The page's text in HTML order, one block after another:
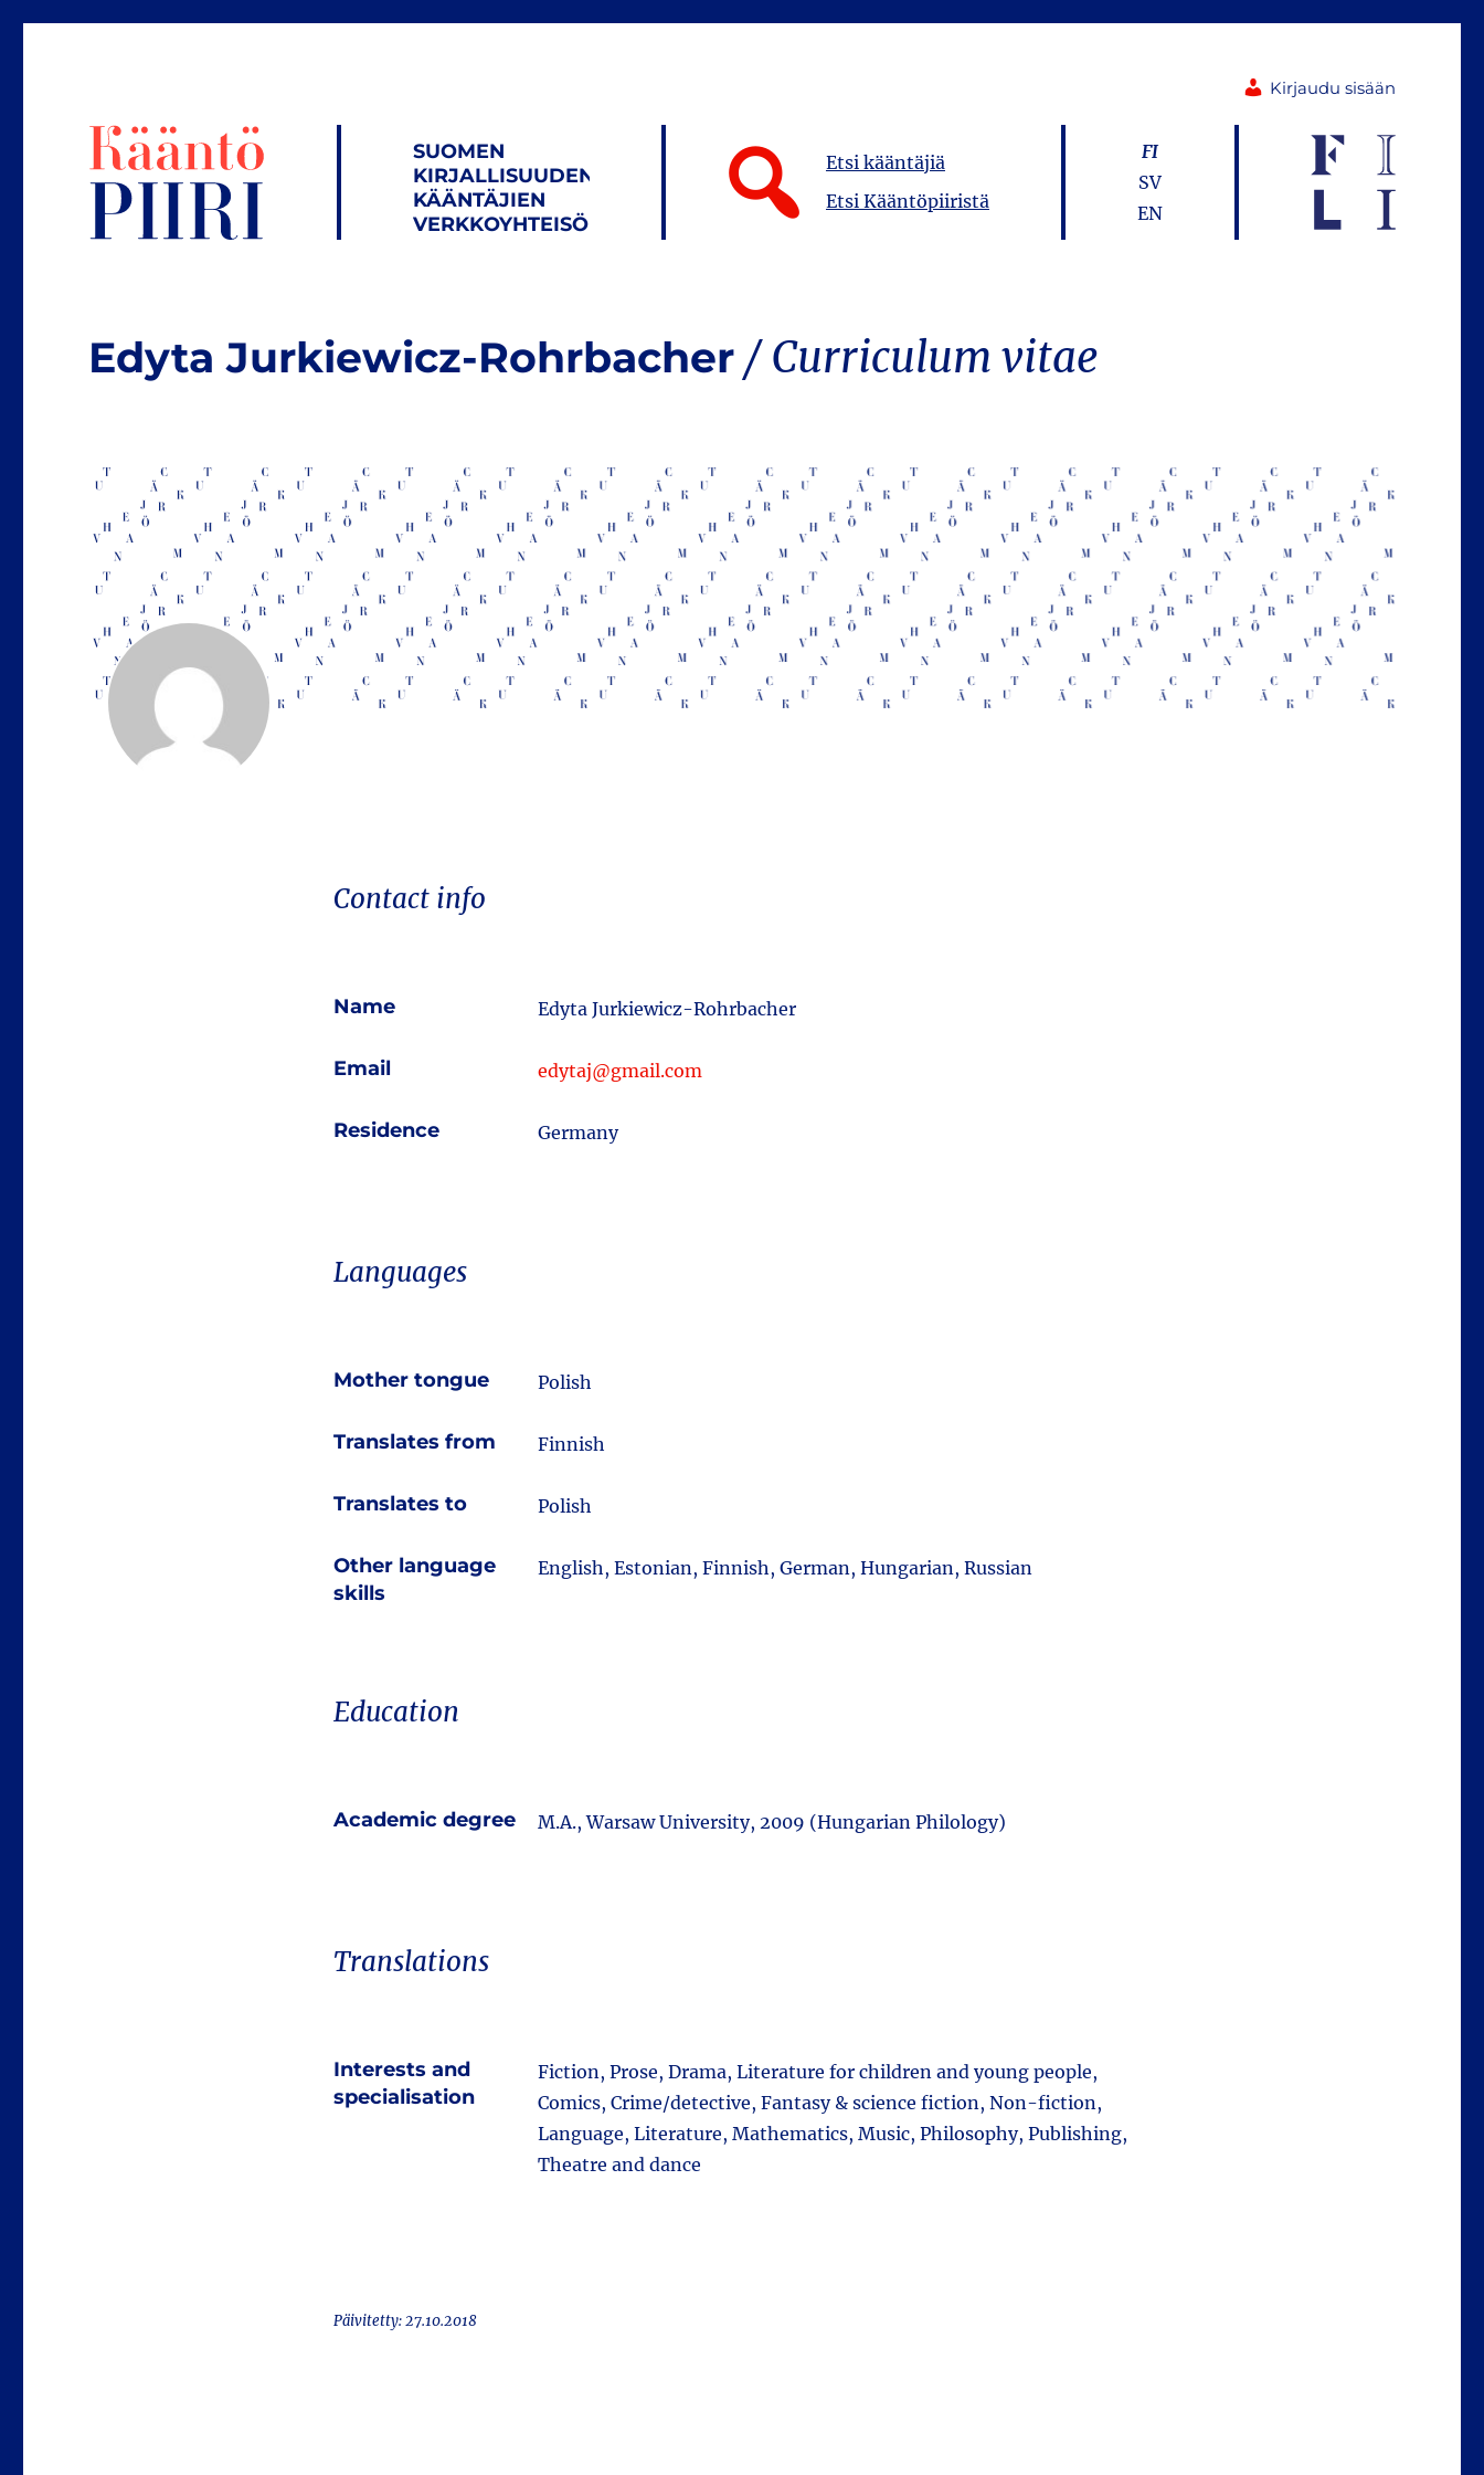
Kirjaudu sisään
SUOMEN
KIRJALLISUUDEN
KÄÄNTÄJIEN
VERKKOYHTEISÖ
Etsi kääntäjiä
Etsi Kääntöpiiristä
FI
SV
EN
Edyta Jurkiewicz-Rohrbacher
Contact info
Name Edyta Jurkiewicz-Rohrbacher
Email edytaj@gmail.com
Residence Germany
Languages
Mother tongue Polish
Translates from Finnish
Translates to Polish
Other language
skills
English, Estonian, Finnish, German, Hungarian, Russian
Education
Academic degree M.A., Warsaw University, 2009 (Hungarian Philology)
Translations
Interests and
specialisation
Fiction, Prose, Drama, Literature for children and young people,
Comics, Crime/detective, Fantasy & science fiction, Non-fiction,
Language, Literature, Mathematics, Music, Philosophy, Publishing,
Theatre and dance
Päivitetty: 27.10.2018